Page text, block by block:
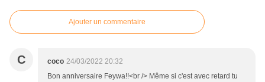
Ajouter un commentaire
C coco 24/03/2022 20:32
Bon anniversaire Feywa!!<br /> Même si c'est avec retard tu